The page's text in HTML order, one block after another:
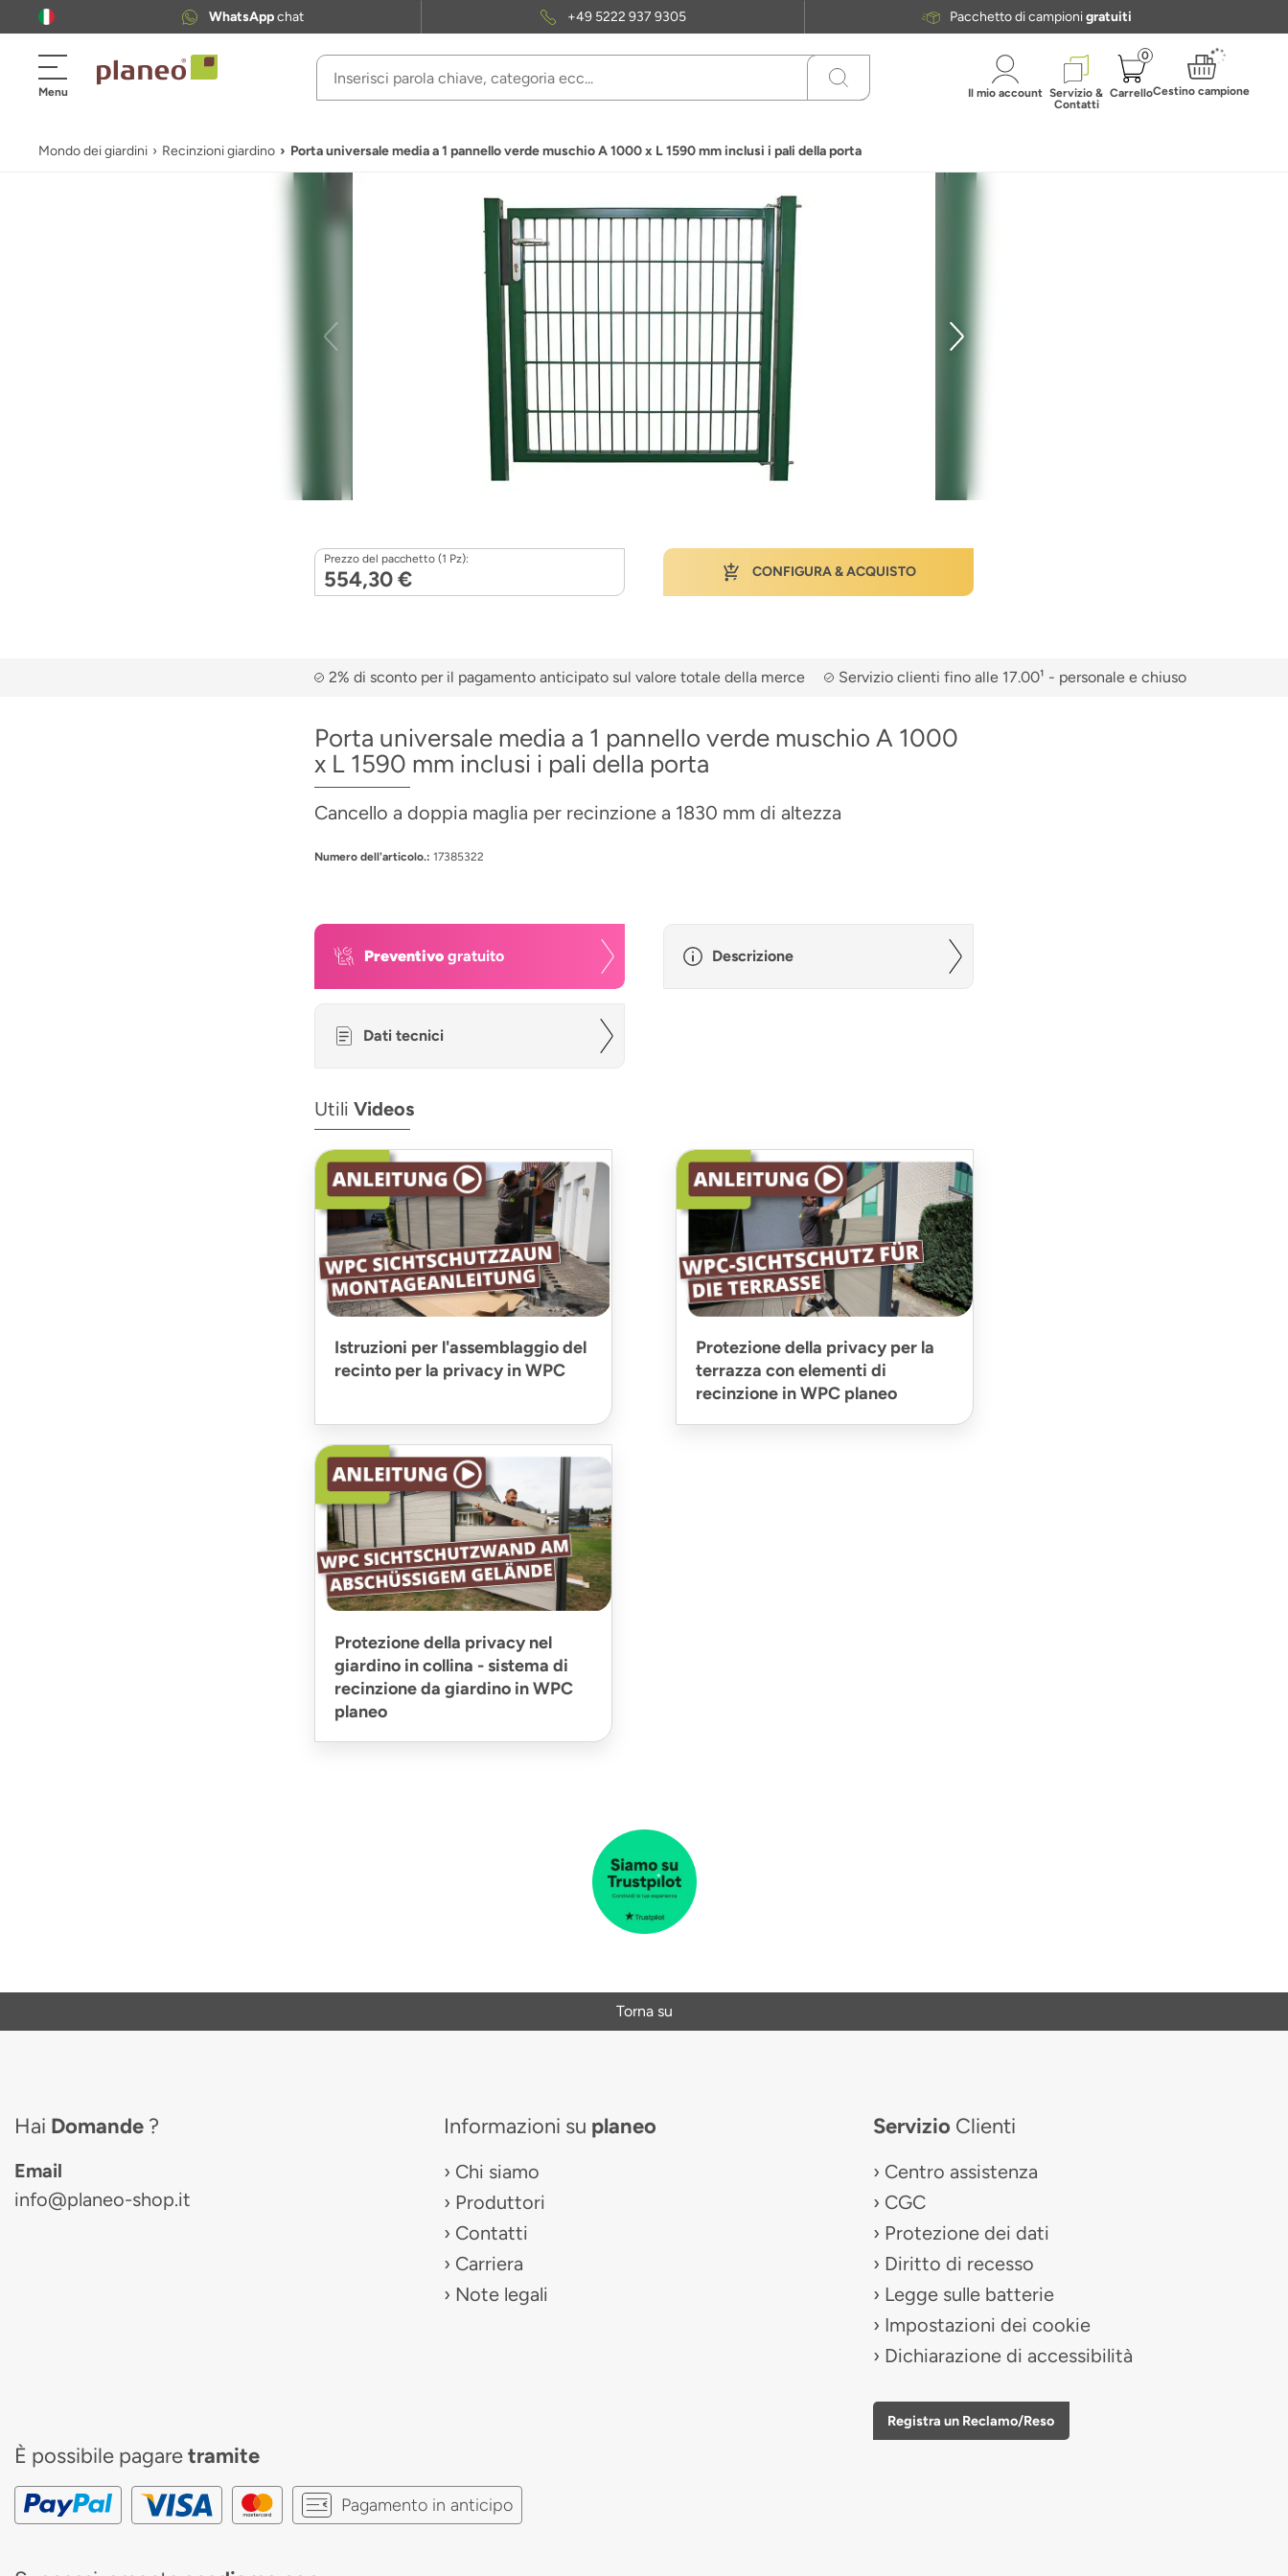
WhatsAppchat +49 5222 937 9305 Pacchetto di campionigratuiti
Menu Il mio account Servizio &
Contatti
0
CarrelloCestino campione
Mondo dei giardini Recinzioni giardino Porta universale media a 1 pannello verde muschio A 1000 x L 1590 mm inclusi i pali della porta
Prezzo del pacchetto (1 Pz):
554,30 € CONFIGURA & ACQUISTO
2% di sconto per il pagamento anticipato sul valore totale della merce Servizio clienti fino alle 17.00¹ - personale e chiuso
Porta universale media a 1 pannello verde muschio A 1000
x L 1590 mm inclusi i pali della porta
Cancello a doppia maglia per recinzione a 1830 mm di altezza
Numero dell'articolo.: 17385322
Preventivo gratuito Descrizione
Dati tecnici
Utili Videos
Istruzioni per l'assemblaggio del
recinto per la privacy in WPC
Protezione della privacy per la
terrazza con elementi di
recinzione in WPC planeo
Protezione della privacy nel
giardino in collina - sistema di
recinzione da giardino in WPC
planeo
Torna su
Hai Domande ?
Email
info@planeo-shop.it
Informazioni su planeo
Chi siamo
Produttori
Contatti
Carriera
Note legali
Servizio Clienti
Centro assistenza
CGC
Protezione dei dati
Diritto di recesso
Legge sulle batterie
Impostazioni dei cookie
Dichiarazione di accessibilità
Registra un Reclamo/Reso
È possibile pagaretramite
Pagamento in anticipo